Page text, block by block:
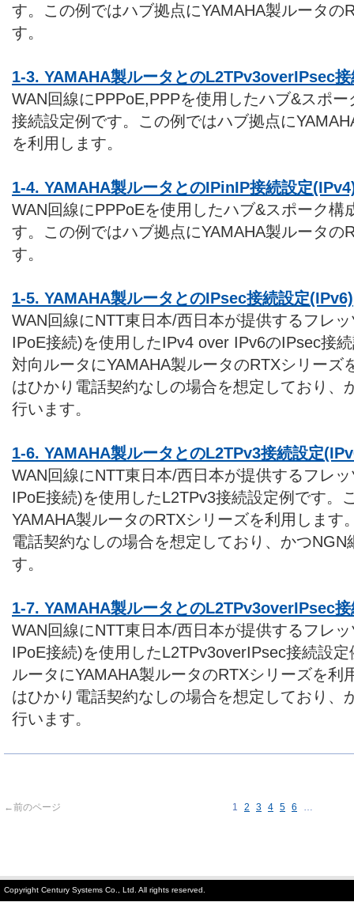
す。この例ではハブ拠点にYAMAHA製ルータの
す。
1-3. YAMAHA製ルータとのL2TPv3overIPsec
WAN回線にPPPoE,PPPを使用したハブ&スポ
接続設定例です。この例ではハブ拠点に
を利用します。
1-4. YAMAHA製ルータとのIPinIP接続設定
WAN回線にPPPoEを使用したハブ&スポーク構
す。この例ではハブ拠点にYAMAHA製ルータの
す。
1-5. YAMAHA製ルータとのIPsec接続設定(IPv6)
WAN回線にNTT東日本/西日本が提供するフレ
IPoE接続)を使用したIPv4 over IPv6のIPsec接
対向ルータにYAMAHA製ルータのRTXシリーズ
はひかり電話契約なしの場合を想定しており、
行います。
1-6. YAMAHA製ルータとのL2TPv3接続設定
WAN回線にNTT東日本/西日本が提供するフレ
IPoE接続)を使用したL2TPv3接続設定例です。
YAMAHA製ルータのRTXシリーズを利用します
電話契約なしの場合を想定しており、かつ
す。
1-7. YAMAHA製ルータとのL2TPv3overIPsec
WAN回線にNTT東日本/西日本が提供するフレ
IPoE接続)を使用したL2TPv3overIPsec接続設
ルータにYAMAHA製ルータのRTXシリーズを利
はひかり電話契約なしの場合を想定しており、
行います。
←前のページ 1 2 3 4 5 6 …
Copyright Century Systems Co., Ltd. All rights reserved.